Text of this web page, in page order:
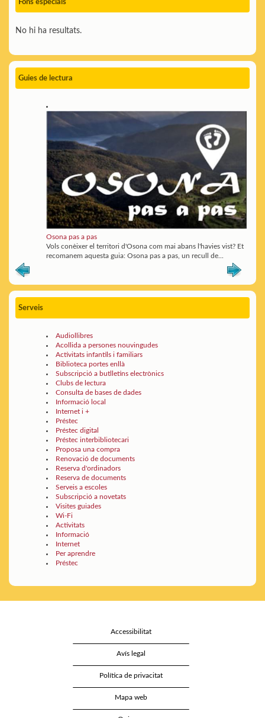
Fons especials
No hi ha resultats.
Guies de lectura
Osona pas a pas
Vols conèixer el territori d'Osona com mai abans l'havies vist? Et
recomanem aquesta guia: Osona pas a pas, un recull de...
Serveis
Audiollibres
Acollida a persones nouvingudes
Activitats infantils i familiars
Biblioteca portes enllà
Subscripció a butlletins electrònics
Clubs de lectura
Consulta de bases de dades
Informació local
Internet i +
Préstec
Préstec digital
Préstec interbibliotecari
Proposa una compra
Renovació de documents
Reserva d'ordinadors
Reserva de documents
Serveis a escoles
Subscripció a novetats
Visites guiades
Wi-Fi
Activitats
Informació
Internet
Per aprendre
Préstec
Accessibilitat
Avís legal
Política de privacitat
Mapa web